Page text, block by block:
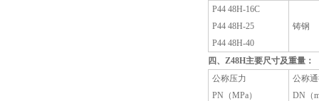
P44 48H-16C
P44 48H-25
P44 48H-40
铸钢
四、Z48H主要尺寸及重量：
公称压力
PN（MPa）
公称
DN（